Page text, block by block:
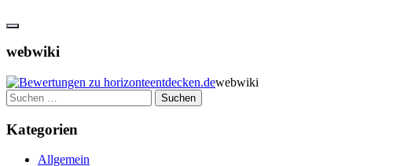
webwiki
webwiki
Suchen
nach:
Kategorien
Allgemein